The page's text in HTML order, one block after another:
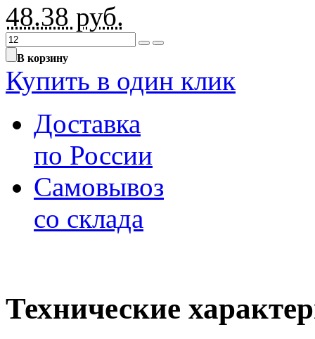
48.38 руб.
В корзину
Купить в один клик
Доставка
по России
Самовывоз
со склада
Технические